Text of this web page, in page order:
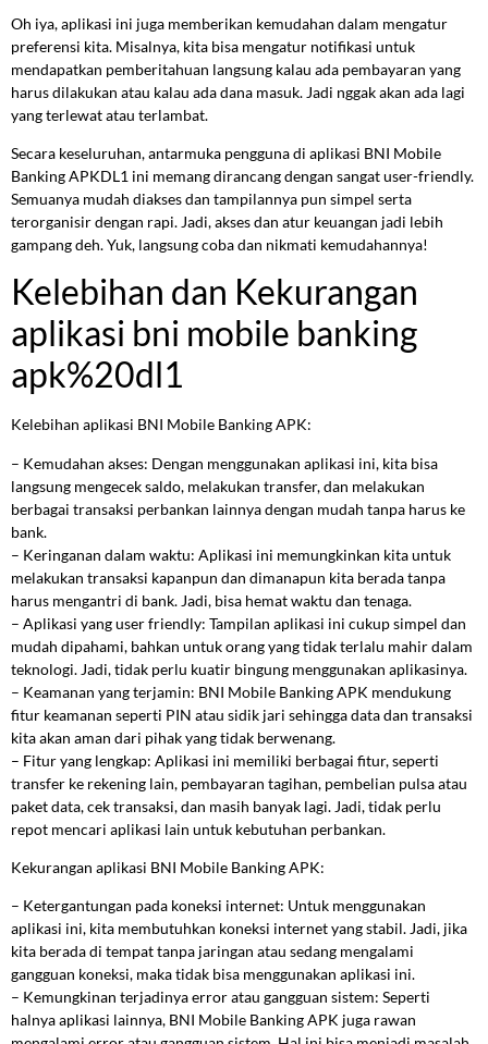
Oh iya, aplikasi ini juga memberikan kemudahan dalam mengatur
preferensi kita. Misalnya, kita bisa mengatur notifikasi untuk
mendapatkan pemberitahuan langsung kalau ada pembayaran yang
harus dilakukan atau kalau ada dana masuk. Jadi nggak akan ada lagi
yang terlewat atau terlambat.
Secara keseluruhan, antarmuka pengguna di aplikasi BNI Mobile
Banking APKDL1 ini memang dirancang dengan sangat user-friendly.
Semuanya mudah diakses dan tampilannya pun simpel serta
terorganisir dengan rapi. Jadi, akses dan atur keuangan jadi lebih
gampang deh. Yuk, langsung coba dan nikmati kemudahannya!
Kelebihan dan Kekurangan
aplikasi bni mobile banking
apk%20dl1
Kelebihan aplikasi BNI Mobile Banking APK:
– Kemudahan akses: Dengan menggunakan aplikasi ini, kita bisa
langsung mengecek saldo, melakukan transfer, dan melakukan
berbagai transaksi perbankan lainnya dengan mudah tanpa harus ke
bank.
– Keringanan dalam waktu: Aplikasi ini memungkinkan kita untuk
melakukan transaksi kapanpun dan dimanapun kita berada tanpa
harus mengantri di bank. Jadi, bisa hemat waktu dan tenaga.
– Aplikasi yang user friendly: Tampilan aplikasi ini cukup simpel dan
mudah dipahami, bahkan untuk orang yang tidak terlalu mahir dalam
teknologi. Jadi, tidak perlu kuatir bingung menggunakan aplikasinya.
– Keamanan yang terjamin: BNI Mobile Banking APK mendukung
fitur keamanan seperti PIN atau sidik jari sehingga data dan transaksi
kita akan aman dari pihak yang tidak berwenang.
– Fitur yang lengkap: Aplikasi ini memiliki berbagai fitur, seperti
transfer ke rekening lain, pembayaran tagihan, pembelian pulsa atau
paket data, cek transaksi, dan masih banyak lagi. Jadi, tidak perlu
repot mencari aplikasi lain untuk kebutuhan perbankan.
Kekurangan aplikasi BNI Mobile Banking APK:
– Ketergantungan pada koneksi internet: Untuk menggunakan
aplikasi ini, kita membutuhkan koneksi internet yang stabil. Jadi, jika
kita berada di tempat tanpa jaringan atau sedang mengalami
gangguan koneksi, maka tidak bisa menggunakan aplikasi ini.
– Kemungkinan terjadinya error atau gangguan sistem: Seperti
halnya aplikasi lainnya, BNI Mobile Banking APK juga rawan